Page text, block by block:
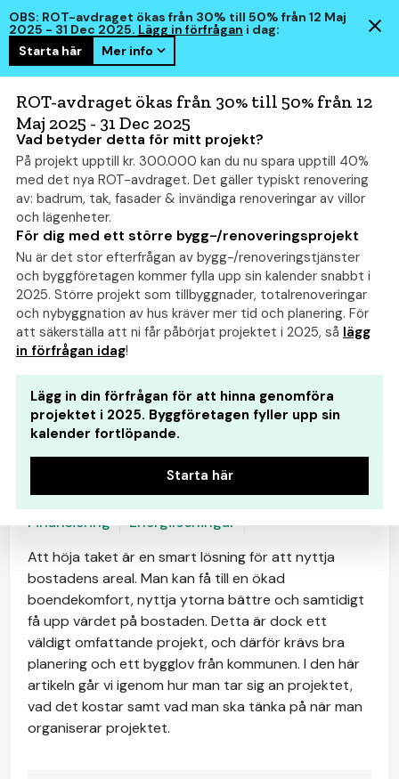
OBS: ROT-avdraget ökas från 30% till 50% från 12 Maj
2025 - 31 Dec 2025. Lägg in förfrågan i dag:
Starta här
Mer info
ROT-avdraget ökas från 30% till 50% från 12
Maj 2025 - 31 Dec 2025
Vad betyder detta för mitt projekt?
På projekt upptill kr. 300.000 kan du nu spara upptill 40%
med det nya ROT-avdraget. Det gäller typiskt renovering
av: badrum, tak, fasader & invändiga renoveringar av villor
och lägenheter.
För dig med ett större bygg-/renoveringsprojekt
Nu är det stor efterfrågan av bygg-/renoveringstjänster
och byggföretagen kommer fylla upp sin kalender snabbt i
2025. Större projekt som tillbyggnader, totalrenoveringar
och nybyggnation av hus kräver mer tid och planering. För
att säkerställa att ni får påbörjat projektet i 2025, så lägg
in förfrågan idag!
Lägg in din förfrågan för att hinna genomföra
projektet i 2025. Byggföretagen fyller upp sin
kalender fortlöpande.
Starta här
hemsmart
Höja tak: Allt om kostnad,
bygglov och tips (2026)
Process Entreprenör Pris
Byggvaror
Finansiering
Energilösningar
Att höja taket är en smart lösning för att nyttja
bostadens areal. Man kan få till en ökad
boendekomfort, nyttja ytorna bättre och samtidigt
få upp värdet på bostaden. Detta är dock ett
väldigt omfattande projekt, och därför krävs bra
planering och ett bygglov från kommunen. I den här
artikeln går vi igenom hur man tar sig an projektet,
vad det kostar samt vad man ska tänka på när man
organiserar projektet.